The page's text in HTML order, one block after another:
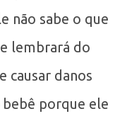
não sabe o que
lembrará do
causar danos
porque ele